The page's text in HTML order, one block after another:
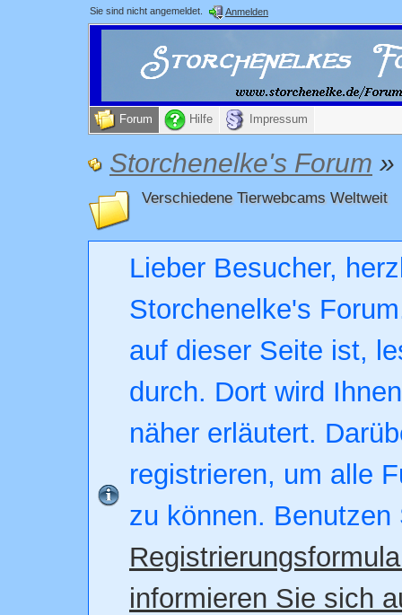
Sie sind nicht angemeldet. Anmelden
Forum Hilfe Impressum
Storchenelke's Forum »
Verschiedene Tierwebcams Weltweit
Lieber Besucher,
Storchenelke's
auf dieser Seite ist,
durch. Dort wird
näher erläutert.
registrieren, um alle
zu können. Benutzen
informieren Sie sich